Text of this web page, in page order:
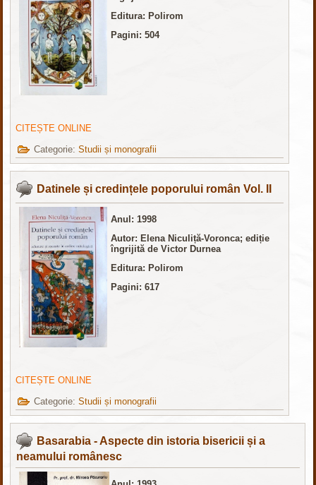
Editura: Polirom
Pagini: 504
CITEȘTE ONLINE
Categorie:Studii și monografii
Datinele și credințele poporului român Vol. II
Anul: 1998
Autor: Elena Niculiță-Voronca; ediție
îngrijită de Victor Durnea
Editura: Polirom
Pagini: 617
CITEȘTE ONLINE
Categorie:Studii și monografii
Basarabia - Aspecte din istoria bisericii și a
neamului românesc